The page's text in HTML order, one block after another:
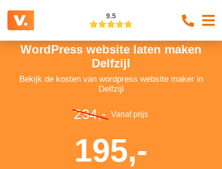
9.5
WordPress website laten maken
Delfzijl
Bekijk de kosten van wordpress website maker in
Delfzijl
234,- Vanaf prijs
195,-